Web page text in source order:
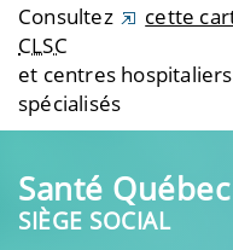
Consultez cette
CLSC
et centres
spécialisés
Santé
SIÈGE SOCIAL